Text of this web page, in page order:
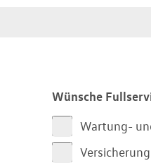
Wünsche
Wartung-